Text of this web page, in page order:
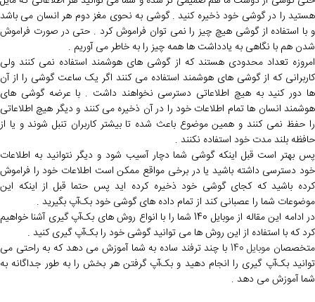
هستید را در گوشی خود ذخیره کنید . گوشی به نحوی مغز دوم هر انسان می باشد
و با استفاده از گوشی هیچ چیز را نمی توان فراموش کرد . حتی در صورت فراموش
شدن هم با نگاهی به یادداشت ها همه چیز را به خاطر می آوریم .
امروزه تعداد محدودی هستند که از گوشی های هوشمند استفاده نمی کنند ولی
کاربرانی که از گوشی های هوشمند استفاده می کنند اگر یک ساعت گوشی را از آن
ها دور کنید به هیچ اطلاعاتی دسترسی نخواهند داشت . با عرضه گوشی های
هوشمند انسان ها تمام اطلاعات خود را در آن ذخیره می کنند و دیگر هیچ اطلاعاتی
را حفظ نمی کنند و همین موضوع باعث شده تا بیشتر کاربران تنبل شوند و یا از
حافظه بلند مدت خود استفاده نکنند .
پس بهتر است قبل اینکه گوشی شما دچار آسیب شود و دیگر نتوانید به اطلاعات
خود دسترسی داشته باشید یا در برخی مواقع ممکن است اطلاعات خود را فراموش
کرده باشید که کجای گوشی خود ذخیره کرده اید پس حتما قبل از اینکه این
موضوعات شما را عصبانی کند از تمام داده های گوشی خود بک‌آپ بگیرید .
در ادامه این مقاله از موبایل 140
شما را با انواع روش های بک‌آپ گیری آشنا خواهیم
کرد که با استفاده از این روش ها می توانید گوشی خود را بک‌آپ گیری کنید .
متخصصان موبایل 140
با چند ترفند ساده به شما آموزش می دهد که به راحتی می
توانید بک‌آپ گیری را انجام دهید و بک‌آپ گرفتن هر بخش را به طور جداگانه به
شما آموزش می دهد .